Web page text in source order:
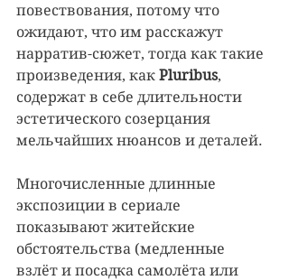
повествования, потому что
ожидают, что им расскажут
нарратив-сюжет, тогда как такие
произведения, как Pluribus,
содержат в себе длительности
эстетического созерцания
мельчайших нюансов и деталей.
Многочисленные длинные
экспозиции в сериале
показывают житейские
обстоятельства (медленные
взлёт и посадка самолёта или